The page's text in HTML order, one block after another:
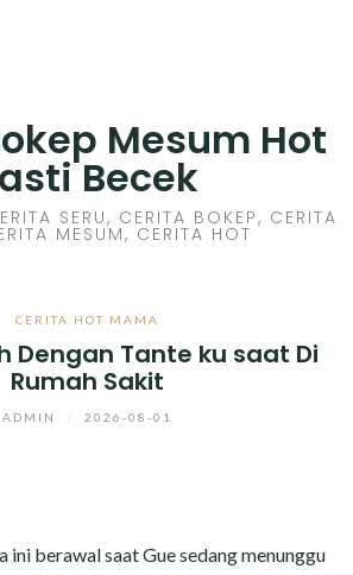
Mesum Hot
Becek
SERU, CERITA BOKEP, CERITA
MESUM, CERITA HOT
CERITA HOT MAMA
Dengan Tante ku saat Di
Rumah Sakit
ADMIN 2026-08-01
ini berawal saat Gue sedang menunggu